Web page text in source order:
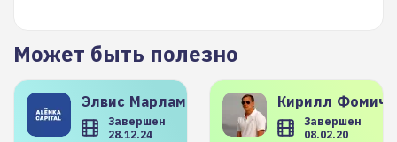
Может быть полезно
Элвис Марламов
Завершен
28.12.24
Кирилл
Завершен
08.02.20